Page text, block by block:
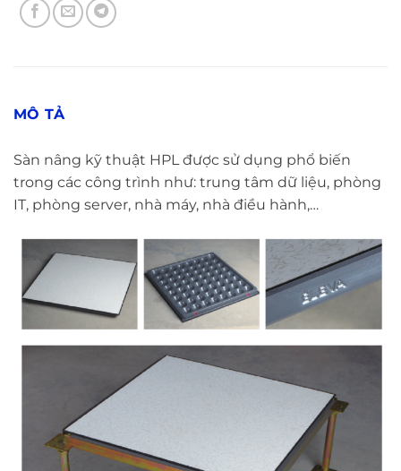
MÔ TẢ
Sàn nâng kỹ thuật HPL được sử dụng phổ biến
trong các công trình như: trung tâm dữ liệu, phòng
IT, phòng server, nhà máy, nhà điều hành,…